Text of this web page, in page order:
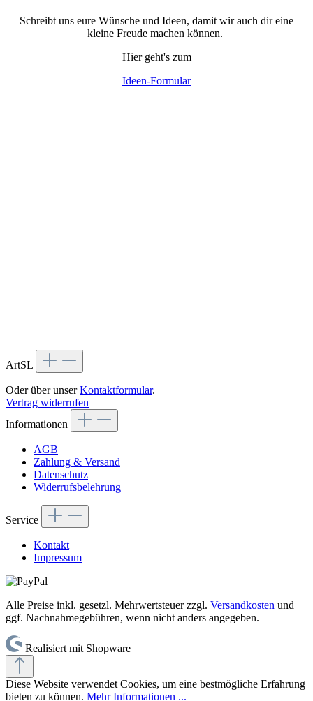
Schreibt uns eure Wünsche und Ideen, damit wir auch dir eine
kleine Freude machen können.
Hier geht's zum
Ideen-Formular
ArtSL
Oder über unserKontaktformular.
Vertrag widerrufen
Informationen
AGB
Zahlung & Versand
Datenschutz
Widerrufsbelehrung
Service
Kontakt
Impressum
Alle Preise inkl. gesetzl. Mehrwertsteuer zzgl. Versandkosten und
ggf. Nachnahmegebühren, wenn nicht anders angegeben.
Realisiert mit Shopware
Diese Website verwendet Cookies, um eine bestmögliche Erfahrung
bieten zu können. Mehr Informationen ...